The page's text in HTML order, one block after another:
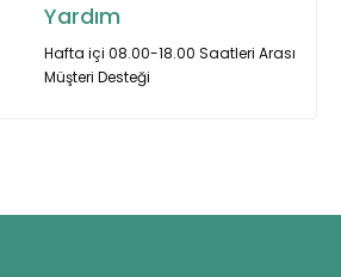
Yardım
Hafta içi 08.00-18.00 Saatleri Arası
Müşteri Desteği